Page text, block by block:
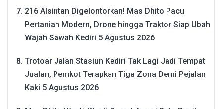
216 Alsintan Digelontorkan! Mas Dhito Pacu
Pertanian Modern, Drone hingga Traktor Siap Ubah
Wajah Sawah Kediri 5 Agustus 2026
Trotoar Jalan Stasiun Kediri Tak Lagi Jadi Tempat
Jualan, Pemkot Terapkan Tiga Zona Demi Pejalan
Kaki 5 Agustus 2026